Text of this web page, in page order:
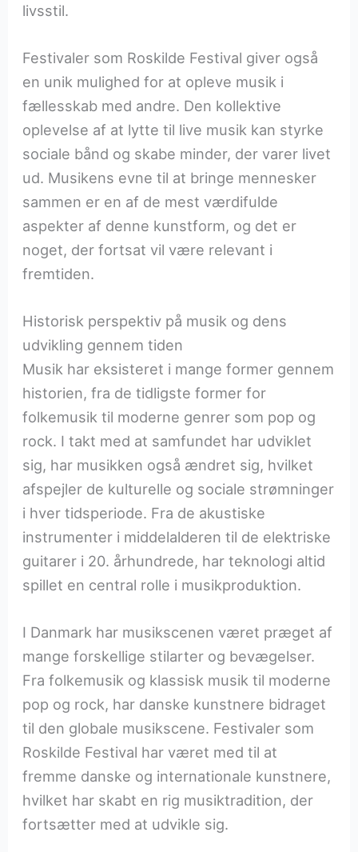
livsstil.
Festivaler som Roskilde Festival giver også
en unik mulighed for at opleve musik i
fællesskab med andre. Den kollektive
oplevelse af at lytte til live musik kan styrke
sociale bånd og skabe minder, der varer livet
ud. Musikens evne til at bringe mennesker
sammen er en af de mest værdifulde
aspekter af denne kunstform, og det er
noget, der fortsat vil være relevant i
fremtiden.
Historisk perspektiv på musik og dens
udvikling gennem tiden
Musik har eksisteret i mange former gennem
historien, fra de tidligste former for
folkemusik til moderne genrer som pop og
rock. I takt med at samfundet har udviklet
sig, har musikken også ændret sig, hvilket
afspejler de kulturelle og sociale strømninger
i hver tidsperiode. Fra de akustiske
instrumenter i middelalderen til de elektriske
guitarer i 20. århundrede, har teknologi altid
spillet en central rolle i musikproduktion.
I Danmark har musikscenen været præget af
mange forskellige stilarter og bevægelser.
Fra folkemusik og klassisk musik til moderne
pop og rock, har danske kunstnere bidraget
til den globale musikscene. Festivaler som
Roskilde Festival har været med til at
fremme danske og internationale kunstnere,
hvilket har skabt en rig musiktradition, der
fortsætter med at udvikle sig.